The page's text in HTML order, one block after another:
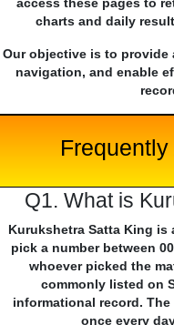
access these pages to
charts and daily
Our objective is to provide
navigation, and enable
Q1. What is
Kurukshetra Satta King is
pick a number between
whoever picked the
commonly listed on
informational record.
once every